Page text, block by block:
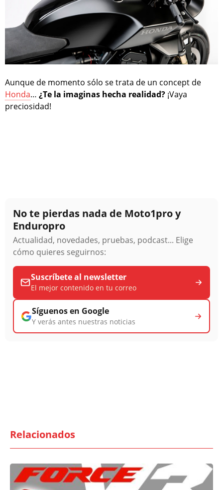
Aunque de momento sólo se trata de un concept de
Honda… ¿Te la imaginas hecha realidad? ¡Vaya
preciosidad!
No te pierdas nada de Moto1pro y
Enduropro
Actualidad, novedades, pruebas, podcast... Elige
cómo quieres seguirnos:
Suscríbete al newsletter
El mejor contenido en tu correo
Síguenos en Google
Y verás antes nuestras noticias
Relacionados